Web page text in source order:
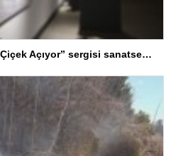
Kuşadası’nda “Dünya Hâlâ Çiçek Açıyor” sergisi sanatseverlerle buluşuyor